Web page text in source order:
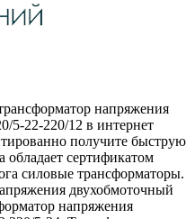
напряжения
5-22-220/12 в интернет
получите быструю
сертификатом
силовые трансформаторы.
двухобмоточный
напряжения